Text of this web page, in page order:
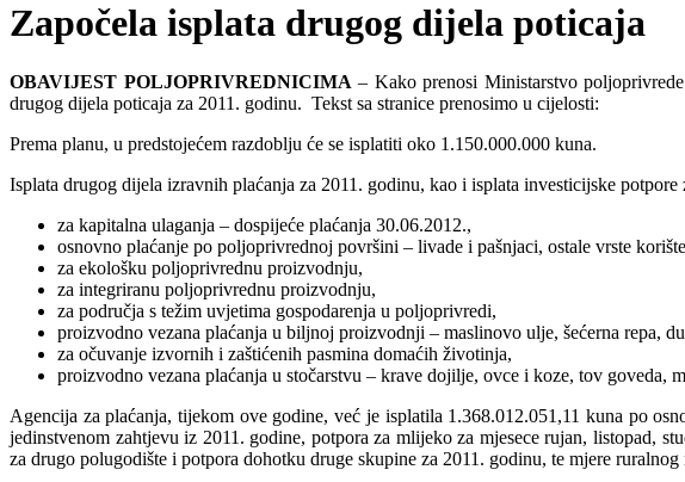
Započela isplata drugog dijela poticaja
OBAVIJEST POLJOPRIVREDNICIMA – Kako prenosi Ministarstvo
drugog dijela poticaja za 2011. godinu. Tekst sa stranice prenosimo u cijelosti:
Prema planu, u predstojećem razdoblju će se isplatiti oko 1.150.000.000 kuna.
Isplata drugog dijela izravnih plaćanja za 2011. godinu, kao i isplata investicijske
za kapitalna ulaganja – dospijeće plaćanja 30.06.2012.,
osnovno plaćanje po poljoprivrednoj površini – livade i pašnjaci, ostale vrste
za ekološku poljoprivrednu proizvodnju,
za integriranu poljoprivrednu proizvodnju,
za područja s težim uvjetima gospodarenja u poljoprivredi,
proizvodno vezana plaćanja u biljnoj proizvodnji – maslinovo ulje, šećerna repa,
za očuvanje izvornih i zaštićenih pasmina domaćih životinja,
proizvodno vezana plaćanja u stočarstvu – krave dojilje, ovce i koze, tov goveda,
Agencija za plaćanja, tijekom ove godine, već je isplatila 1.368.012.051,11 kuna po
jedinstvenom zahtjevu iz 2011. godine, potpora za mlijeko za mjesece rujan, listopad,
za drugo polugodište i potpora dohotku druge skupine za 2011. godinu, te mjere ruralnog